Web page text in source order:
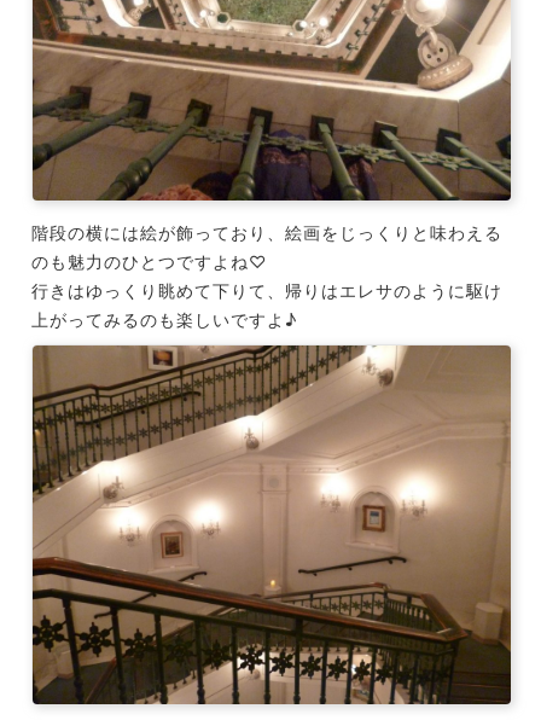
階段の横には絵が飾っており、絵画をじっくりと味わえる
のも魅力のひとつですよね♡
行きはゆっくり眺めて下りて、帰りはエレサのように駆け
上がってみるのも楽しいですよ♪